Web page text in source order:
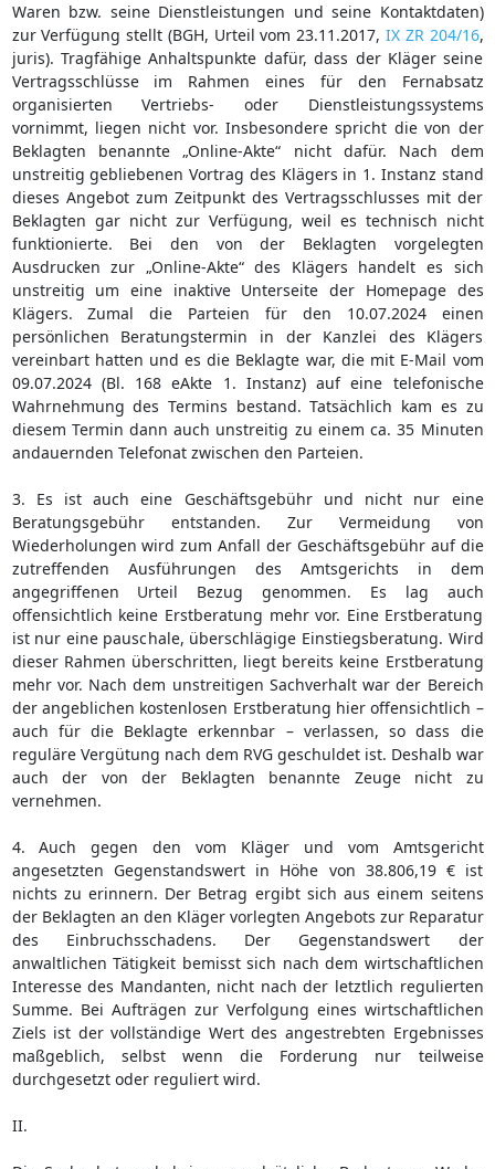
Waren bzw. seine Dienstleistungen und seine Kontaktdaten)
zur Verfügung stellt (BGH, Urteil vom 23.11.2017, IX ZR 204/16,
juris). Tragfähige Anhaltspunkte dafür, dass der Kläger seine
Vertragsschlüsse im Rahmen eines für den Fernabsatz
organisierten Vertriebs- oder Dienstleistungssystems
vornimmt, liegen nicht vor. Insbesondere spricht die von der
Beklagten benannte „Online-Akte“ nicht dafür. Nach dem
unstreitig gebliebenen Vortrag des Klägers in 1. Instanz stand
dieses Angebot zum Zeitpunkt des Vertragsschlusses mit der
Beklagten gar nicht zur Verfügung, weil es technisch nicht
funktionierte. Bei den von der Beklagten vorgelegten
Ausdrucken zur „Online-Akte“ des Klägers handelt es sich
unstreitig um eine inaktive Unterseite der Homepage des
Klägers. Zumal die Parteien für den 10.07.2024 einen
persönlichen Beratungstermin in der Kanzlei des Klägers
vereinbart hatten und es die Beklagte war, die mit E-Mail vom
09.07.2024 (Bl. 168 eAkte 1. Instanz) auf eine telefonische
Wahrnehmung des Termins bestand. Tatsächlich kam es zu
diesem Termin dann auch unstreitig zu einem ca. 35 Minuten
andauernden Telefonat zwischen den Parteien.
3. Es ist auch eine Geschäftsgebühr und nicht nur eine
Beratungsgebühr entstanden. Zur Vermeidung von
Wiederholungen wird zum Anfall der Geschäftsgebühr auf die
zutreffenden Ausführungen des Amtsgerichts in dem
angegriffenen Urteil Bezug genommen. Es lag auch
offensichtlich keine Erstberatung mehr vor. Eine Erstberatung
ist nur eine pauschale, überschlägige Einstiegsberatung. Wird
dieser Rahmen überschritten, liegt bereits keine Erstberatung
mehr vor. Nach dem unstreitigen Sachverhalt war der Bereich
der angeblichen kostenlosen Erstberatung hier offensichtlich –
auch für die Beklagte erkennbar – verlassen, so dass die
reguläre Vergütung nach dem RVG geschuldet ist. Deshalb war
auch der von der Beklagten benannte Zeuge nicht zu
vernehmen.
4. Auch gegen den vom Kläger und vom Amtsgericht
angesetzten Gegenstandswert in Höhe von 38.806,19 € ist
nichts zu erinnern. Der Betrag ergibt sich aus einem seitens
der Beklagten an den Kläger vorlegten Angebots zur Reparatur
des Einbruchsschadens. Der Gegenstandswert der
anwaltlichen Tätigkeit bemisst sich nach dem wirtschaftlichen
Interesse des Mandanten, nicht nach der letztlich regulierten
Summe. Bei Aufträgen zur Verfolgung eines wirtschaftlichen
Ziels ist der vollständige Wert des angestrebten Ergebnisses
maßgeblich, selbst wenn die Forderung nur teilweise
durchgesetzt oder reguliert wird.
II.